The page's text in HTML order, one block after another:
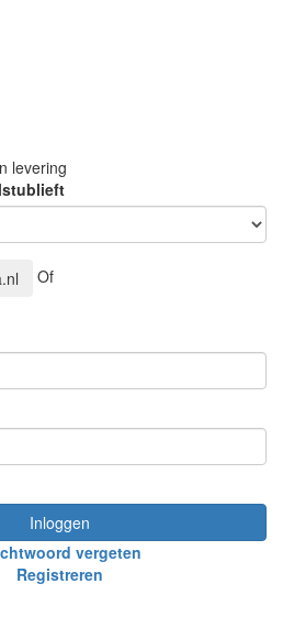
levering
Of
Inloggen
vergeten
Registreren